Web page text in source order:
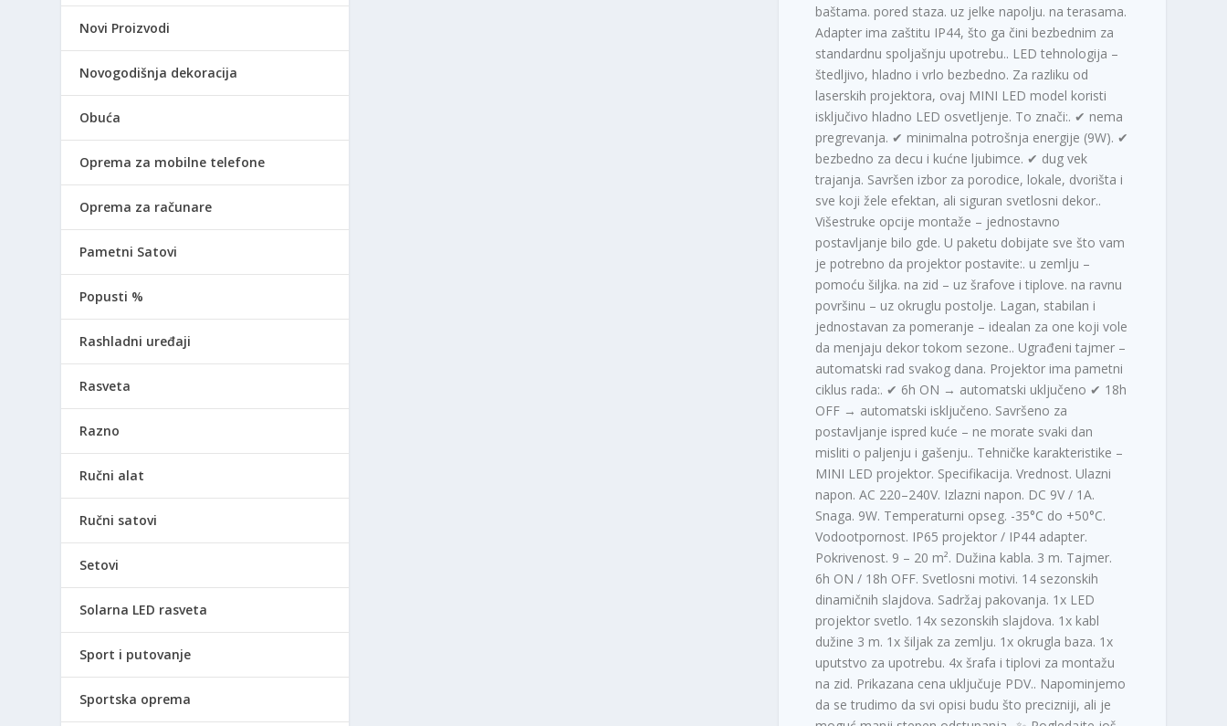
baštama. pored staza. uz jelke napolju. na terasama.
Adapter ima zaštitu IP44, što ga čini bezbednim za
standardnu spoljašnju upotrebu.. LED tehnologija –
štedljivo, hladno i vrlo bezbedno. Za razliku od
laserskih projektora, ovaj MINI LED model koristi
isključivo hladno LED osvetljenje. To znači:. ✔ nema
pregrevanja. ✔ minimalna potrošnja energije (9W). ✔
bezbedno za decu i kućne ljubimce. ✔ dug vek
trajanja. Savršen izbor za porodice, lokale, dvorišta i
sve koji žele efektan, ali siguran svetlosni dekor..
Višestruke opcije montaže – jednostavno
postavljanje bilo gde. U paketu dobijate sve što vam
je potrebno da projektor postavite:. u zemlju –
pomoću šiljka. na zid – uz šrafove i tiplove. na ravnu
površinu – uz okruglu postolje. Lagan, stabilan i
jednostavan za pomeranje – idealan za one koji vole
da menjaju dekor tokom sezone.. Ugrađeni tajmer –
automatski rad svakog dana. Projektor ima pametni
ciklus rada:. ✔ 6h ON → automatski uključeno ✔ 18h
OFF → automatski isključeno. Savršeno za
postavljanje ispred kuće – ne morate svaki dan
misliti o paljenju i gašenju.. Tehničke karakteristike –
MINI LED projektor. Specifikacija. Vrednost. Ulazni
napon. AC 220–240V. Izlazni napon. DC 9V / 1A.
Snaga. 9W. Temperaturni opseg. -35°C do +50°C.
Vodootpornost. IP65 projektor / IP44 adapter.
Pokrivenost. 9 – 20 m². Dužina kabla. 3 m. Tajmer.
6h ON / 18h OFF. Svetlosni motivi. 14 sezonskih
dinamičnih slajdova. Sadržaj pakovanja. 1x LED
projektor svetlo. 14x sezonskih slajdova. 1x kabl
dužine 3 m. 1x šiljak za zemlju. 1x okrugla baza. 1x
uputstvo za upotrebu. 4x šrafa i tiplovi za montažu
na zid. Prikazana cena uključuje PDV.. Napominjemo
da se trudimo da svi opisi budu što precizniji, ali je
Novi Proizvodi
Novogodišnja dekoracija
Obuća
Oprema za mobilne telefone
Oprema za računare
Pametni Satovi
Popusti %
Rashladni uređaji
Rasveta
Razno
Ručni alat
Ručni satovi
Setovi
Solarna LED rasveta
Sport i putovanje
Sportska oprema